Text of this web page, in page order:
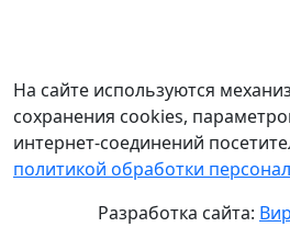
На сайте используются
сохранения cookies,
интернет-соединений
политикой обработки
Разработка сайта: